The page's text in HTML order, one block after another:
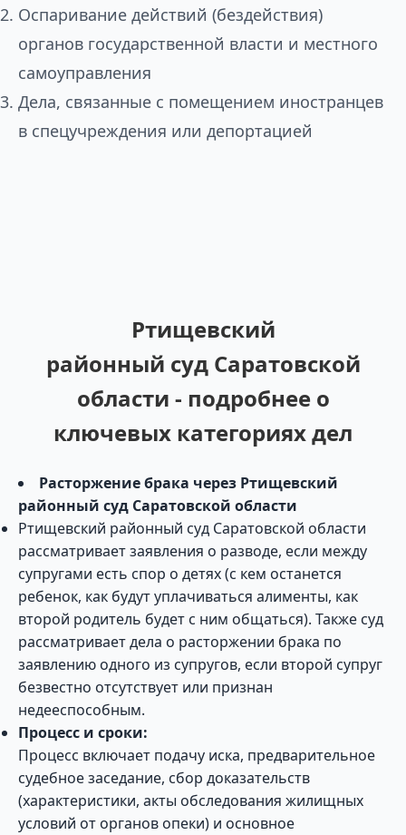
Оспаривание действий (бездействия)
органов государственной власти и местного
самоуправления
Дела, связанные с помещением иностранцев
в спецучреждения или депортацией
Ртищевский
районный суд Саратовской
области - подробнее о
ключевых категориях дел
Расторжение брака через Ртищевский
районный суд Саратовской области
Ртищевский районный суд Саратовской области
рассматривает заявления о разводе, если между
супругами есть спор о детях (с кем останется
ребенок, как будут уплачиваться алименты, как
второй родитель будет с ним общаться). Также суд
рассматривает дела о расторжении брака по
заявлению одного из супругов, если второй супруг
безвестно отсутствует или признан
недееспособным.
Процесс и сроки:
Процесс включает подачу иска, предварительное
судебное заседание, сбор доказательств
(характеристики, акты обследования жилищных
условий от органов опеки) и основное